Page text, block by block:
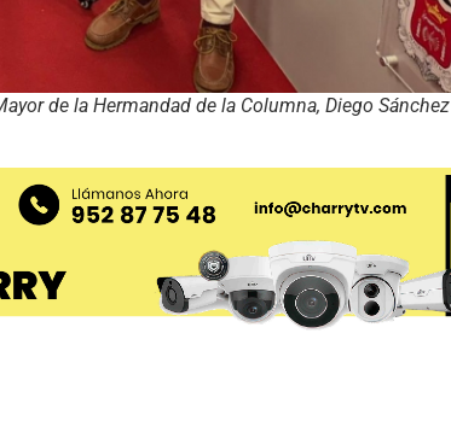
de la Hermandad de la Columna, Diego Sánchez